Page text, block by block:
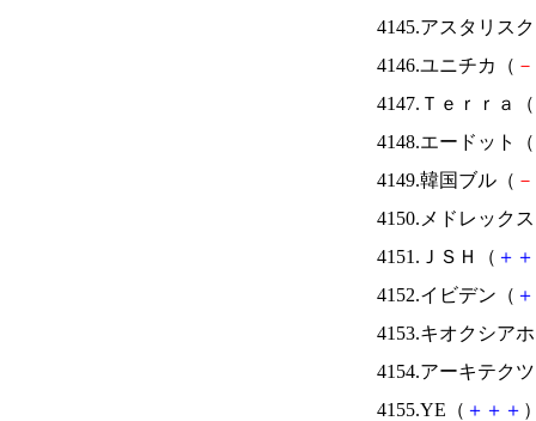
4145.アスタリス
4146.ユニチカ（ －
4147.Ｔｅｒｒａ（
4148.エードット（
4149.韓国ブル（ －
4150.メドレック
4151.ＪＳＨ（ ＋ ＋
4152.イビデン（ ＋
4153.キオクシア
4154.アーキテク
4155.YE（ ＋ ＋ ＋